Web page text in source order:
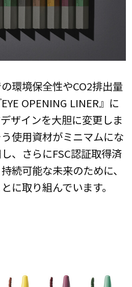
環境保全性やCO2排出量
OPENING LINER』に
ザインを大胆に変更しま
使用資材がミニマムにな
、さらにFSC認証取得済
続可能な未来のために、
に取り組んでいます。